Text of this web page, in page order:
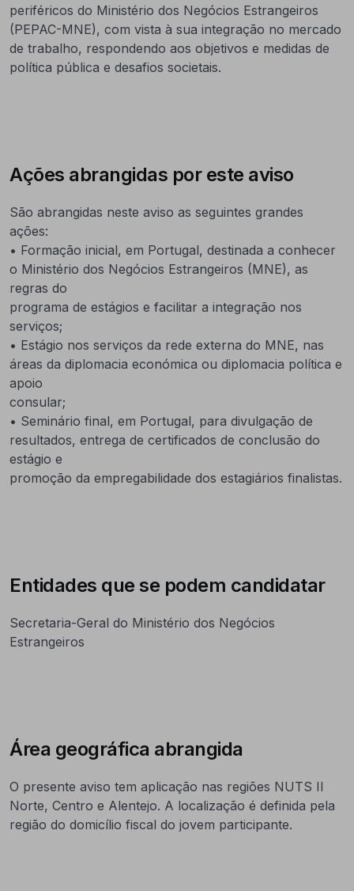
periféricos do Ministério dos Negócios Estrangeiros
(PEPAC-MNE), com vista à sua integração no mercado
de trabalho, respondendo aos objetivos e medidas de
política pública e desafios societais.
Ações abrangidas por este aviso
São abrangidas neste aviso as seguintes grandes
ações:
• Formação inicial, em Portugal, destinada a conhecer
o Ministério dos Negócios Estrangeiros (MNE), as
regras do
programa de estágios e facilitar a integração nos
serviços;
• Estágio nos serviços da rede externa do MNE, nas
áreas da diplomacia económica ou diplomacia política e
apoio
consular;
• Seminário final, em Portugal, para divulgação de
resultados, entrega de certificados de conclusão do
estágio e
promoção da empregabilidade dos estagiários finalistas.
Entidades que se podem candidatar
Secretaria-Geral do Ministério dos Negócios
Estrangeiros
Área geográfica abrangida
O presente aviso tem aplicação nas regiões NUTS II
Norte, Centro e Alentejo. A localização é definida pela
região do domicílio fiscal do jovem participante.